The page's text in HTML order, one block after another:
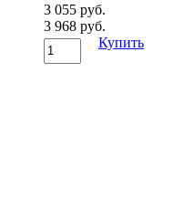
3 055 руб.
3 968 руб.
Купить